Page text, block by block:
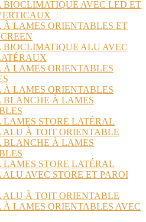
BIOCLIMATIQUE AVEC LED ET
À LAMES ORIENTABLES ET
BIOCLIMATIQUE ALU AVEC
À LAMES ORIENTABLES
À LAMES ORIENTABLES
BLANCHE À LAMES
LAMES STORE LATÉRAL
ALU À TOIT ORIENTABLE
BLANCHE À LAMES
LAMES STORE LATÉRAL
ALU AVEC STORE ET PAROI
ALU À TOIT ORIENTABLE
À LAMES ORIENTABLES AVEC